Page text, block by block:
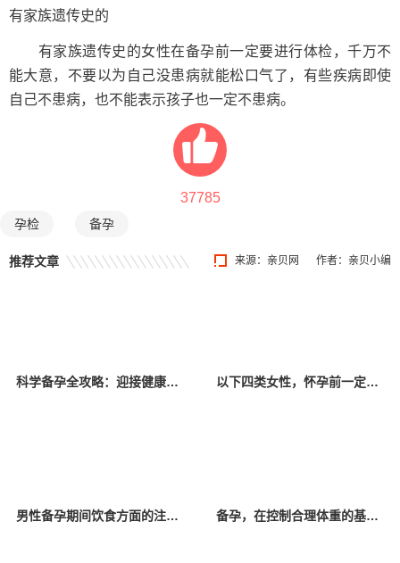
有家族遗传史的
有家族遗传史的女性在备孕前一定要进行体检，千万不
能大意，不要以为自己没患病就能松口气了，有些疾病即使
自己不患病，也不能表示孩子也一定不患病。
37785
孕检 备孕
来源： 亲贝网 作者：亲贝小编
推荐文章
科学备孕全攻略：迎接健康宝宝的到来 以下四类女性，怀孕前一定要做全面检查
男性备孕期间饮食方面的注意事项 备孕，在控制合理体重的基础上吃好喝好更重要